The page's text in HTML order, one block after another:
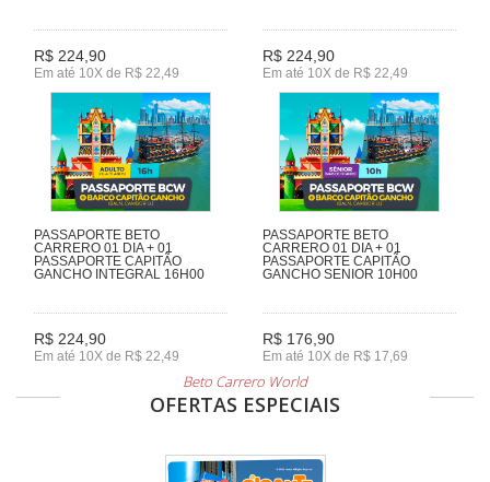
R$ 224,90
Em até 10X de R$ 22,49
R$ 224,90
Em até 10X de R$ 22,49
PASSAPORTE BETO
CARRERO 01 DIA + 01
PASSAPORTE CAPITÃO
GANCHO INTEGRAL 16H00
R$ 224,90
Em até 10X de R$ 22,49
PASSAPORTE BETO
CARRERO 01 DIA + 01
PASSAPORTE CAPITÃO
GANCHO SENIOR 10H00
R$ 176,90
Em até 10X de R$ 17,69
Beto Carrero World
OFERTAS ESPECIAIS